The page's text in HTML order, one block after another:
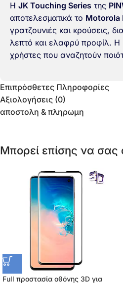
Η JK Touching Series της
αποτελεσματικά το Motorola
γρατζουνιές και κρούσεις,
λεπτό και ελαφρύ προφίλ. Η
χρήστες που αναζητούν
Επιπρόσθετες Πληροφορίες
Αξιολογήσεις (0)
αποστολη & πληρωμη
Μπορεί επίσης να σας
Full προστασία οθόνης 3D για